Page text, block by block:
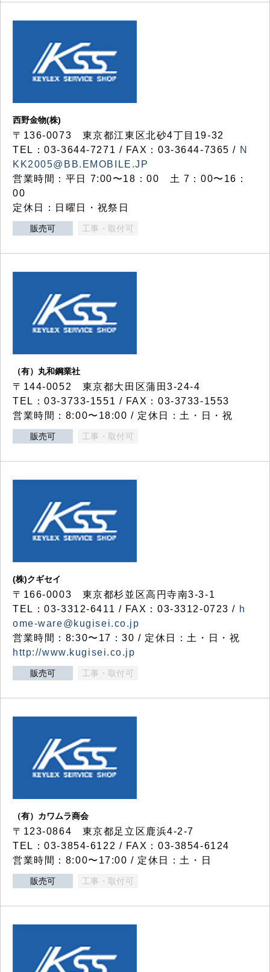
西野金物(株)
〒136-0073 東京都江東区北砂4丁目19-32
TEL：03‐3644‐7271 / FAX：03-3644-7365 / N
KK2005@BB.EMOBILE.JP
営業時間：平日 7:00〜18：00 土 7：00〜16：
00
定休日：日曜日・祝祭日
販売可 工事・取付可
（有）丸和鋼業社
〒144-0052 東京都大田区蒲田3-24-4
TEL：03-3733-1551 / FAX：03-3733-1553
営業時間：8:00〜18:00 / 定休日：土・日・祝
販売可 工事・取付可
(株)クギセイ
〒166-0003 東京都杉並区高円寺南3-3-1
TEL：03-3312-6411 / FAX：03-3312-0723 / h
ome-ware@kugisei.co.jp
営業時間：8:30〜17：30 / 定休日：土・日・祝
http://www.kugisei.co.jp
販売可 工事・取付可
（有）カワムラ商会
〒123-0864 東京都足立区鹿浜4-2-7
TEL：03-3854-6122 / FAX：03-3854-6124
営業時間：8:00〜17:00 / 定休日：土・日
販売可 工事・取付可